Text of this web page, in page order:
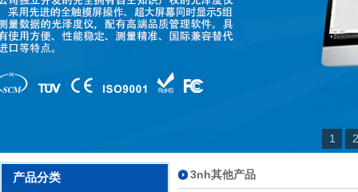
1 2
产品分类 3nh其他产品